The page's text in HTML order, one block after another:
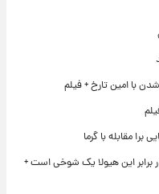
با امین تارخ + فیلم
برا مقابله با گرما
این هیولا یک شوخی است +